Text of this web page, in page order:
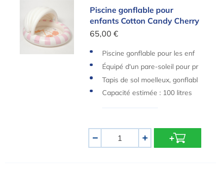
Piscine gonflable pour enfants Cotton Candy
Piscine gonflable pour
enfants Cotton Candy Cherry
65,00 €
Piscine gonflable pour les enf
ants
Équipé d'un pare-soleil pour pr
otéger les enfants de la chale
Tapis de sol moelleux, gonflabl
e et rembourré pour un confor
Capacité estimée : 100 litres
+